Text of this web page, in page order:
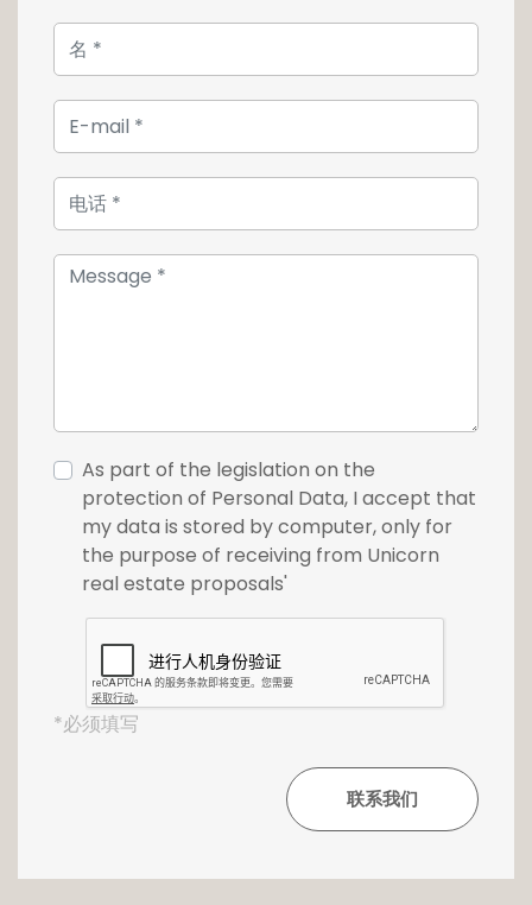
Les dépendances et annexes offrent encore
de nombreuses possibilités d'aménagement
pour enrichir ce potentiel.
Le château ,ses dépendances et en partie
son parc-jardin sont classés monuments
nationaux.
Le terrain est bordé de murs en pierres
naturelles, de rochers, de haies, ainsi que
Pour plus de renseignements ou pour
effectuer une visite, contactez-nous au +352
26 54 17 17 ou par e-mail à l'adresse
info@unicorn.lu
Cette annonce est également disponible sur
le portail Christie's International Real Estate
Christie's International Real Estate
As part of the legislation on the
protection of Personal Data, I accept that
my data is stored by computer, only for
the purpose of receiving from Unicorn
real estate proposals'
*必须填写